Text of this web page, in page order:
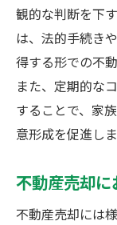
観的な判断を下
は、法的手続き
得する形での不
また、定期的な
することで、家
意形成を促進しま
不動産売却
不動産売却には